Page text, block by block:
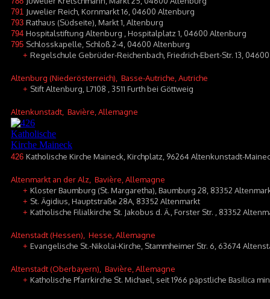
791 Juwelier Reich, Kornmarkt 16, 04600 Altenburg
793 Rathaus (Südseite), Markt 1, Altenburg
794 Hospitalstiftung Altenburg , Hospitalplatz 1, 04600 Altenburg
795 Schlosskapelle, Schloß 2-4, 04600 Altenburg
+ Regelschule Gebrüder-Reichenbach, Friedrich-Ebert-Str. 13,
Altenburg (Niederösterreich) , Basse-Autriche, Autriche
+ Stift Altenburg, L7108 , 3511 Furth bei Göttweig
Altenkunstadt , Bavière, Allemagne
426 Katholische Kirche Maineck, Kirchplatz, 96264 Altenkunstadt-
Altenmarkt an der Alz , Bavière, Allemagne
+ Kloster Baumburg (St. Margaretha), Baumburg 28, 83352
+ St. Ägidius, Hauptstraße 28A, 83352 Altenmarkt
+ Katholische Filialkirche St. Jakobus d. Ä., Forster Str. , 83352
Altenstadt (Hessen) , Hesse, Allemagne
+ Evangelische St.-Nikolai-Kirche, Stammheimer Str. 6, 63674
Altenstadt (Oberbayern) , Bavière, Allemagne
+ Katholische Pfarrkirche St. Michael, seit 1966 päpstliche Basilica